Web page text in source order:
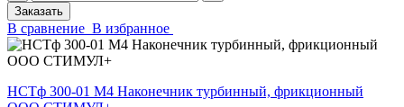
Заказать
В сравнение В избранное
НСТф 300-01 М4 Наконечник турбинный, фрикционный